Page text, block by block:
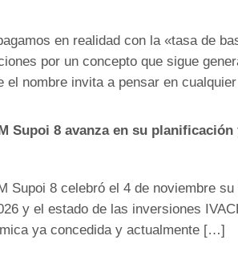
en realidad con la «tasa de
por un concepto que sigue
el nombre invita a pensar en
Supoi 8 avanza en su
Supoi 8 celebró el 4 de noviembre
y el estado de las inversiones
ya concedida y actualmente […]